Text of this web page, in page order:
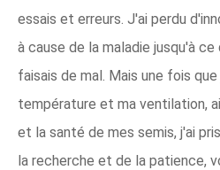
essais et erreurs. J'ai perdu
à cause de la maladie jusqu'à
faisais de mal. Mais une fois
température et ma ventilation,
et la santé de mes semis, j'ai
la recherche et de la patience,